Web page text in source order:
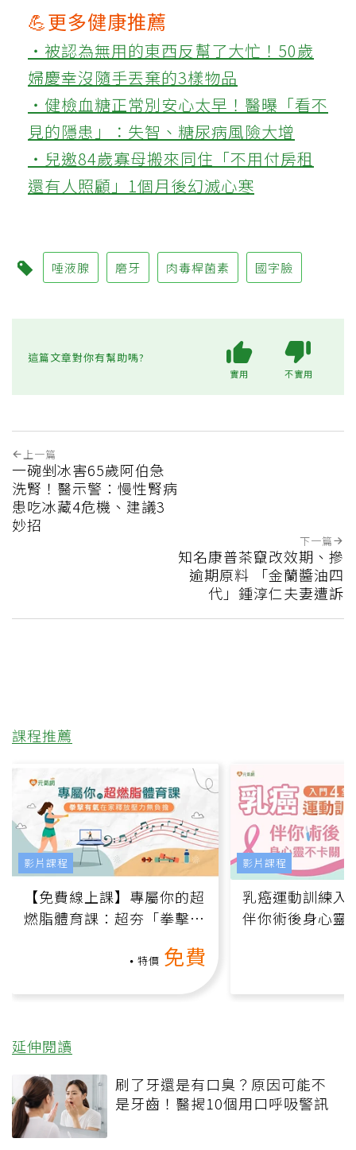
💪更多健康推薦
‧被認為無用的東西反幫了大忙！50歲
婦慶幸沒隨手丟棄的3樣物品
‧健檢血糖正常別安心太早！醫曝「看不
見的隱患」：失智、糖尿病風險大增
‧兒邀84歲寡母搬來同住「不用付房租
還有人照顧」1個月後幻滅心寒
唾液腺 磨牙 肉毒桿菌素 國字臉
這篇文章對你有幫助嗎?
實用 不實用
上一篇
一碗剉冰害65歲阿伯急
洗腎！醫示警：慢性腎病
患吃冰藏4危機、建議3
妙招
下一篇
知名康普茶竄改效期、摻
逾期原料 「金蘭醬油四
代」鍾淳仁夫妻遭訴
課程推薦
【免費線上課】專屬你的超
燃脂體育課：超夯「拳擊有
特價 免費
影片課程
乳癌運動訓練入
伴你術後身心靈
影片課程
延伸閱讀
刷了牙還是有口臭？原因可能不
是牙齒！醫揭10個用口呼吸警訊